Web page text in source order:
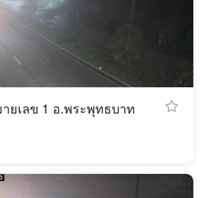
ยเลข 1 อ.พระพุทธบาท